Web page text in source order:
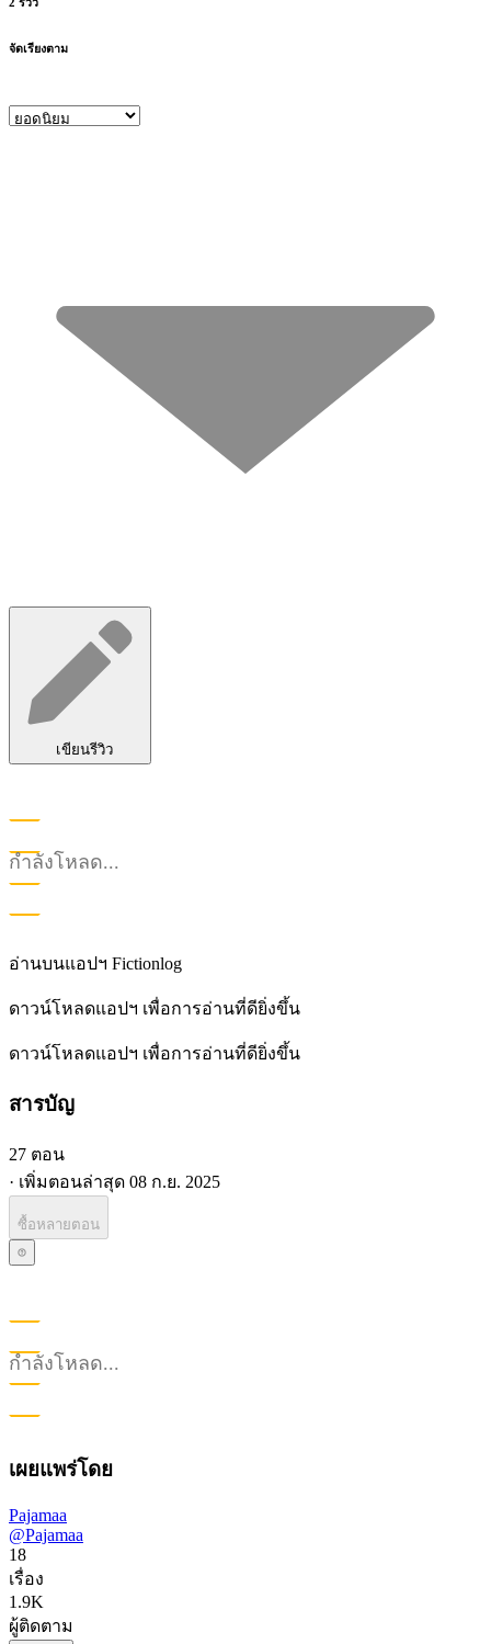
จัดเรียงตาม
เขียนรีวิว
กำลังโหลด...
อ่านบนแอปฯ Fictionlog
ดาวน์โหลดแอปฯ เพื่อการอ่านที่ดียิ่งขึ้น
ดาวน์โหลดแอปฯ เพื่อการอ่านที่ดียิ่งขึ้น
สารบัญ
27 ตอน
· เพิ่มตอนล่าสุด 08 ก.ย. 2025
ซื้อหลายตอน
กำลังโหลด...
เผยแพร่โดย
Pajamaa
@Pajamaa
18
เรื่อง
1.9K
ผู้ติดตาม